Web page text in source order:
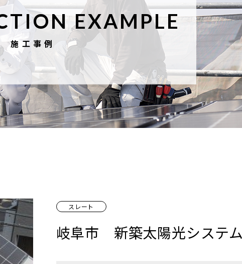
EXAMPLE
施工事例
スレート
岐阜市 新築太陽光システ